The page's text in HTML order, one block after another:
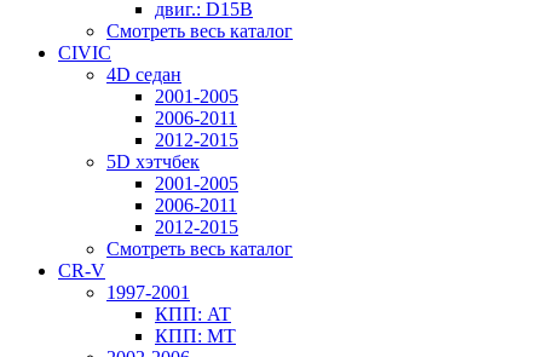
двиг.: D15B
Смотреть весь каталог
CIVIC
4D седан
2001-2005
2006-2011
2012-2015
5D хэтчбек
2001-2005
2006-2011
2012-2015
Смотреть весь каталог
CR-V
1997-2001
КПП: AT
КПП: MT